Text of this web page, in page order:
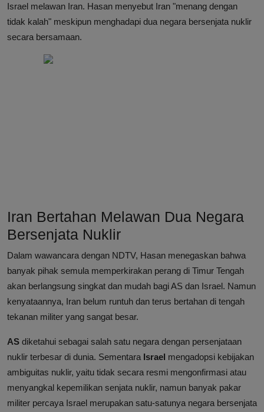
Israel melawan Iran. Hasan menyebut Iran "menang dengan
tidak kalah" meskipun menghadapi dua negara bersenjata nuklir
secara bersamaan.
Iran Bertahan Melawan Dua Negara
Bersenjata Nuklir
Dalam wawancara dengan NDTV, Hasan menegaskan bahwa
banyak pihak semula memperkirakan perang di Timur Tengah
akan berlangsung singkat dan mudah bagi AS dan Israel. Namun
kenyataannya, Iran belum runtuh dan terus bertahan di tengah
tekanan militer yang sangat besar.
AS diketahui sebagai salah satu negara dengan persenjataan
nuklir terbesar di dunia. Sementara Israel mengadopsi kebijakan
ambiguitas nuklir, yaitu tidak secara resmi mengonfirmasi atau
menyangkal kepemilikan senjata nuklir, namun banyak pakar
militer percaya Israel merupakan satu-satunya negara bersenjata